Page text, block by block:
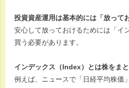
投資資産運用は基本的には「放って
安心して放っておけるためには「イ
買う必要があります。
インデックス（Index）とは株をまと
例えば、ニュースで「日経平均株価